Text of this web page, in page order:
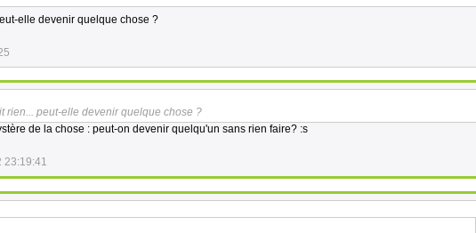
elle devenir quelque chose ?
rien... peut-elle devenir quelque chose ?
de la chose : peut-on devenir quelqu'un sans rien faire? :s
23:19:41